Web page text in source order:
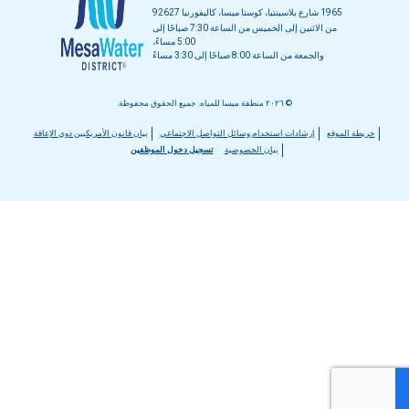
1965 شارع بلاسينتيا، كوستا ميسا، كاليفورنيا 92627
من الاثنين إلى الخميس من الساعة 7:30 صباحًا إلى
5:00 مساءً،
والجمعة من الساعة 8:00 صباحًا إلى 3:30 مساءً
قائمة
خريطة الموقع إرشادات استخدام وسائل التواصل الاجتماعي
بيان قانون الأمريكيين ذوي الإعاقة
بيان الخصوصية
تسجيل دخول الموظفين